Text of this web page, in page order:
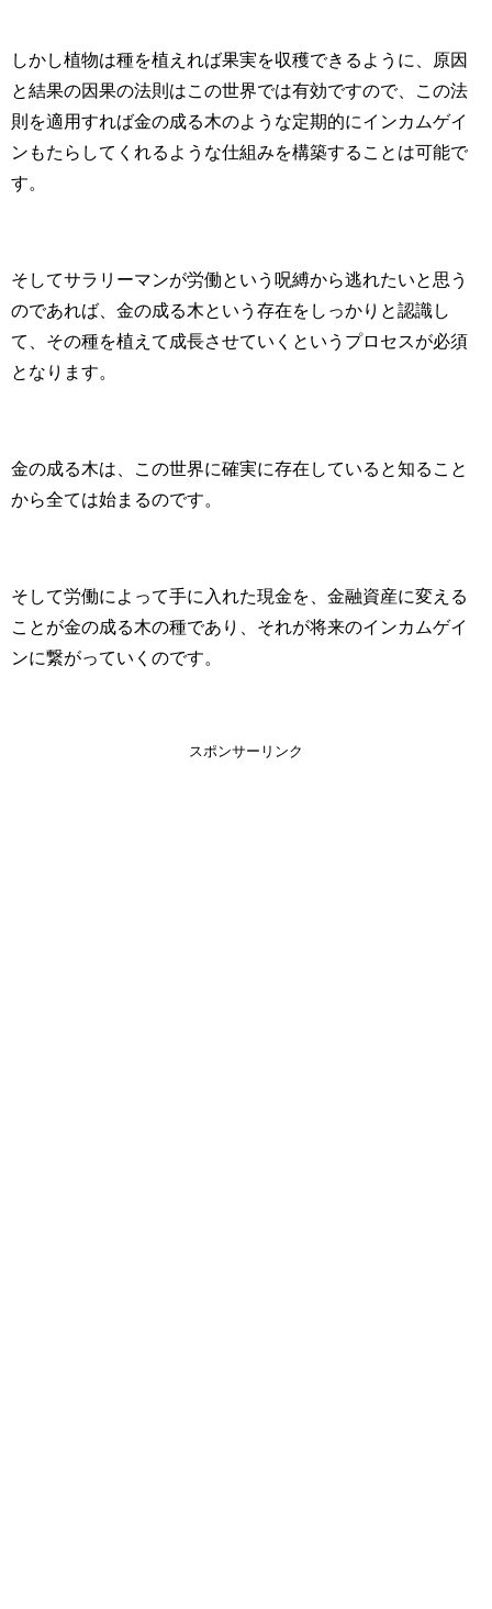
しかし植物は種を植えれば果実を収穫できるように、原因
と結果の因果の法則はこの世界では有効ですので、この法
則を適用すれば金の成る木のような定期的にインカムゲイ
ンもたらしてくれるような仕組みを構築することは可能で
す。
そしてサラリーマンが労働という呪縛から逃れたいと思う
のであれば、金の成る木という存在をしっかりと認識し
て、その種を植えて成長させていくというプロセスが必須
となります。
金の成る木は、この世界に確実に存在していると知ること
から全ては始まるのです。
そして労働によって手に入れた現金を、金融資産に変える
ことが金の成る木の種であり、それが将来のインカムゲイ
ンに繋がっていくのです。
スポンサーリンク